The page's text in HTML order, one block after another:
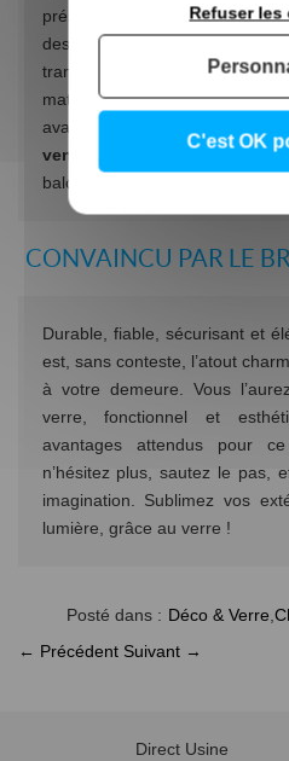
préserver votre intimité, vous
des modèles en
transparent. L’avantage
matériau empêchant, de fait,
avantage et non des moindres,
vent
idéal. Grâce à lui,
balcon même lorsque le vent se
CONVAINCU PAR LE
Durable, fiable, sécurisant et
est, sans conteste, l’atout
à votre demeure. Vous
verre, fonctionnel et
avantages attendus pour
n’hésitez plus, sautez le pas,
imagination. Sublimez vos
lumière, grâce au verre !
Posté dans : Déco & Verre
← Précédent Suivant →
Direct Usine
C'est OK
Refuser les